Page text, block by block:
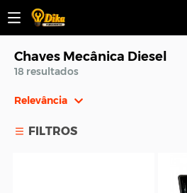
Chaves Mecânica Diesel
18 resultados
Relevância
FILTROS